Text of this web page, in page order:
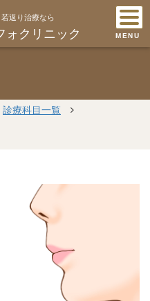
返り治療なら
ォクリニック MENU
診療科目一覧